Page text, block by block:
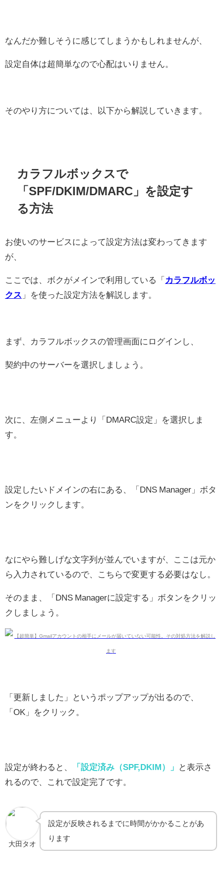
なんだか難しそうに感じてしまうかもしれませんが、
設定自体は超簡単なので心配はいりません。
そのやり方については、以下から解説していきます。
カラフルボックスで
「SPF/DKIM/DMARC」を設定す
る方法
お使いのサービスによって設定方法は変わってきます
が、
ここでは、ボクがメインで利用している「 カラフルボッ
クス 」を使った設定方法を解説します。
まず、カラフルボックスの管理画面にログインし、
契約中のサーバーを選択しましょう。
次に、左側メニューより「DMARC設定」を選択しま
す。
設定したいドメインの右にある、「DNS Manager」ボタ
ンをクリックします。
なにやら難しげな文字列が並んでいますが、ここは元か
ら入力されているので、こちらで変更する必要はなし。
そのまま、「DNS Managerに設定する」ボタンをクリッ
クしましょう。
「更新しました」というポップアップが出るので、
「OK」をクリック。
設定が終わると、 「設定済み（SPF,DKIM）」
と表示さ
れるので、これで設定完了です。
大田タオ
設定が反映されるまでに時間がかかることがあ
ります